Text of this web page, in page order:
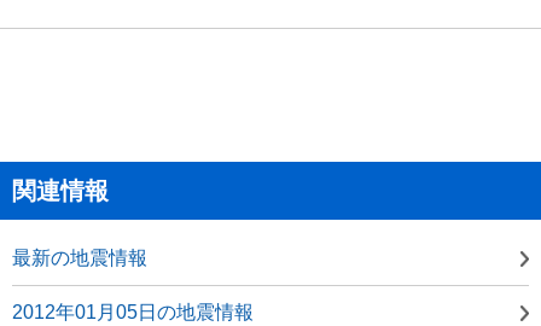
関連情報
最新の地震情報
2012年01月05日の地震情報